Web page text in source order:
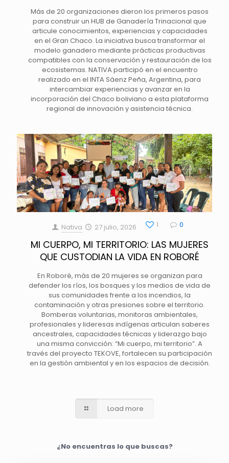
Más de 20 organizaciones dieron los primeros pasos
para construir un HUB de Ganadería Trinacional que
articule conocimientos, experiencias y capacidades
en el Gran Chaco. La iniciativa busca transformar el
modelo ganadero mediante prácticas productivas
compatibles con la conservación y restauración de los
ecosistemas. NATIVA participó en el encuentro
realizado en el INTA Sáenz Peña, Argentina, para
intercambiar experiencias y avanzar en la
incorporación del Chaco boliviano a esta plataforma
regional de innovación y asistencia técnica.
Nativa 27 julio, 2026 1 0
MI CUERPO, MI TERRITORIO: LAS MUJERES
QUE CUSTODIAN LA VIDA EN ROBORÉ
En Roboré, más de 20 mujeres se organizan para
defender los ríos, los bosques y los medios de vida de
sus comunidades frente a los incendios, la
contaminación y otras presiones sobre el territorio.
Bomberas voluntarias, monitoras ambientales,
profesionales y lideresas indígenas articulan saberes
ancestrales, capacidades técnicas y liderazgo bajo
una misma convicción: “Mi cuerpo, mi territorio”. A
través del proyecto TEKOVE, fortalecen su participación
en la gestión ambiental y en los espacios de decisión.
Load more
¿No encuentras lo que buscas?